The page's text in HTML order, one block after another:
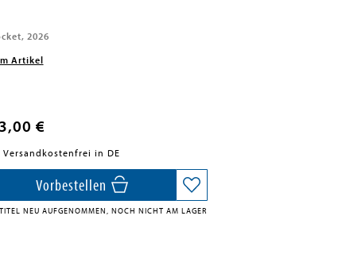
2026
Artikel
€
Versandkostenfrei in DE
Vorbestellen
TITEL NEU AUFGENOMMEN, NOCH NICHT AM LAGER